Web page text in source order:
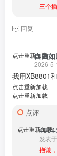
三个
回复
点击重新加载
自由如
2026-
我用XB8801
点击重新加载
点击重新加载
点评
点击重新加载
发表
抱谦